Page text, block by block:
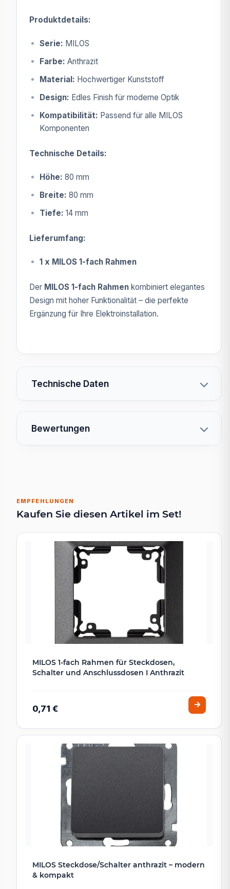
Produktdetails:
Serie: MILOS
Farbe: Anthrazit
Material: Hochwertiger Kunststoff
Design: Edles Finish für moderne Optik
Kompatibilität: Passend für alle MILOS
Komponenten
Technische Details:
Höhe: 80 mm
Breite: 80 mm
Tiefe: 14 mm
Lieferumfang:
1 x MILOS 1-fach Rahmen
Der MILOS 1-fach Rahmen kombiniert elegantes
Design mit hoher Funktionalität – die perfekte
Ergänzung für Ihre Elektroinstallation.
Technische Daten
Bewertungen
EMPFEHLUNGEN
Kaufen Sie diesen Artikel im Set!
MILOS 1-fach Rahmen für Steckdosen,
Schalter und Anschlussdosen I Anthrazit
0,71 €
MILOS Steckdose/Schalter anthrazit – modern
& kompakt